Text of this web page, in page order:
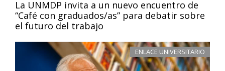
La UNMDP invita a un nuevo encuentro de
“Café con graduados/as” para debatir sobre
el futuro del trabajo
ENLACE UNIVERSITARIO